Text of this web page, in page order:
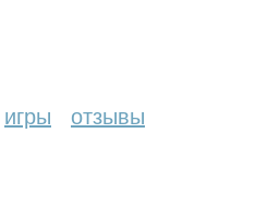
игры отзывы